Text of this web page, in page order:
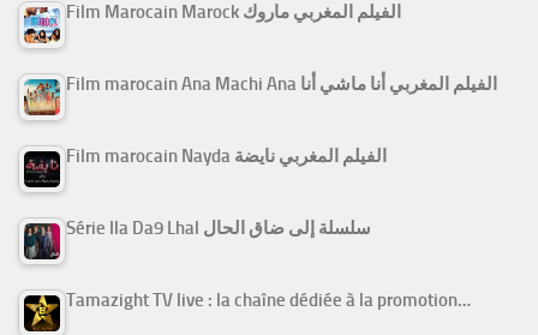
Film Marocain Marock الفيلم المغربي ماروك
Film marocain Ana Machi Ana الفيلم المغربي أنا ماشي أنا
Film marocain Nayda الفيلم المغربي نايضة
Série Ila Da9 Lhal سلسلة إلى ضاق الحال
Tamazight TV live : la chaîne dédiée à la promotion…